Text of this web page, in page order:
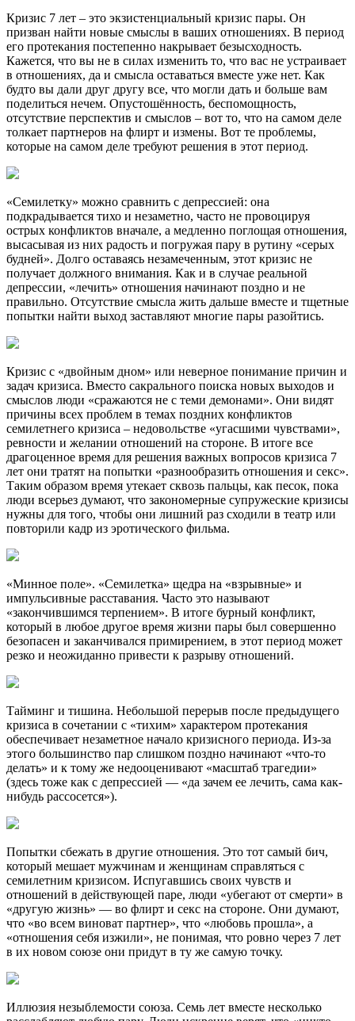
Кризис 7 лет – это экзистенциальный кризис пары. Он
призван найти новые смыслы в ваших отношениях. В период
его протекания постепенно накрывает безысходность.
Кажется, что вы не в силах изменить то, что вас не устраивает
в отношениях, да и смысла оставаться вместе уже нет. Как
будто вы дали друг другу все, что могли дать и больше вам
поделиться нечем. Опустошённость, беспомощность,
отсутствие перспектив и смыслов – вот то, что на самом деле
толкает партнеров на флирт и измены. Вот те проблемы,
которые на самом деле требуют решения в этот период.
«Семилетку» можно сравнить с депрессией: она
подкрадывается тихо и незаметно, часто не провоцируя
острых конфликтов вначале, а медленно поглощая отношения,
высасывая из них радость и погружая пару в рутину «серых
будней». Долго оставаясь незамеченным, этот кризис не
получает должного внимания. Как и в случае реальной
депрессии, «лечить» отношения начинают поздно и не
правильно. Отсутствие смысла жить дальше вместе и тщетные
попытки найти выход заставляют многие пары разойтись.
Кризис с «двойным дном» или неверное понимание причин и
задач кризиса. Вместо сакрального поиска новых выходов и
смыслов люди «сражаются не с теми демонами». Они видят
причины всех проблем в темах поздних конфликтов
семилетнего кризиса – недовольстве «угасшими чувствами»,
ревности и желании отношений на стороне. В итоге все
драгоценное время для решения важных вопросов кризиса 7
лет они тратят на попытки «разнообразить отношения и секс».
Таким образом время утекает сквозь пальцы, как песок, пока
люди всерьез думают, что закономерные супружеские кризисы
нужны для того, чтобы они лишний раз сходили в театр или
повторили кадр из эротического фильма.
«Минное поле». «Семилетка» щедра на «взрывные» и
импульсивные расставания. Часто это называют
«закончившимся терпением». В итоге бурный конфликт,
который в любое другое время жизни пары был совершенно
безопасен и заканчивался примирением, в этот период может
резко и неожиданно привести к разрыву отношений.
Тайминг и тишина. Небольшой перерыв после предыдущего
кризиса в сочетании с «тихим» характером протекания
обеспечивает незаметное начало кризисного периода. Из-за
этого большинство пар слишком поздно начинают «что-то
делать» и к тому же недооценивают «масштаб трагедии»
(здесь тоже как с депрессией — «да зачем ее лечить, сама как-
нибудь рассосется»).
Попытки сбежать в другие отношения. Это тот самый бич,
который мешает мужчинам и женщинам справляться с
семилетним кризисом. Испугавшись своих чувств и
отношений в действующей паре, люди «убегают от смерти» в
«другую жизнь» — во флирт и секс на стороне. Они думают,
что «во всем виноват партнер», что «любовь прошла», а
«отношения себя изжили», не понимая, что ровно через 7 лет
в их новом союзе они придут в ту же самую точку.
Иллюзия незыблемости союза. Семь лет вместе несколько